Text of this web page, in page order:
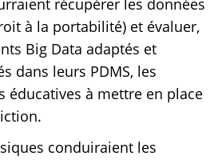
à la portabilité) et évaluer,
Big Data adaptés et
dans leurs PDMS, les
éducatives à mettre en place
conduiraient les